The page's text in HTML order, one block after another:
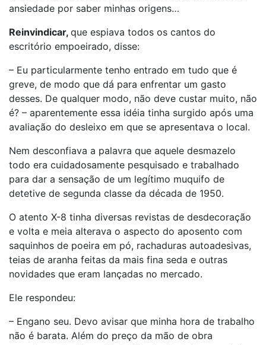
ansiedade por saber minhas origens…
Reinvindicar, que espiava todos os cantos do
escritório empoeirado, disse:
– Eu particularmente tenho entrado em tudo que é
greve, de modo que dá para enfrentar um gasto
desses. De qualquer modo, não deve custar muito, não
é? – aparentemente essa idéia tinha surgido após uma
avaliação do desleixo em que se apresentava o local.
Nem desconfiava a palavra que aquele desmazelo
todo era cuidadosamente pesquisado e trabalhado
para dar a sensação de um legítimo muquifo de
detetive de segunda classe da década de 1950.
O atento X-8 tinha diversas revistas de desdecoração
e volta e meia alterava o aspecto do aposento com
saquinhos de poeira em pó, rachaduras autoadesivas,
teias de aranha feitas da mais fina seda e outras
novidades que eram lançadas no mercado.
Ele respondeu:
– Engano seu. Devo avisar que minha hora de trabalho
não é barata. Além do preço da mão de obra